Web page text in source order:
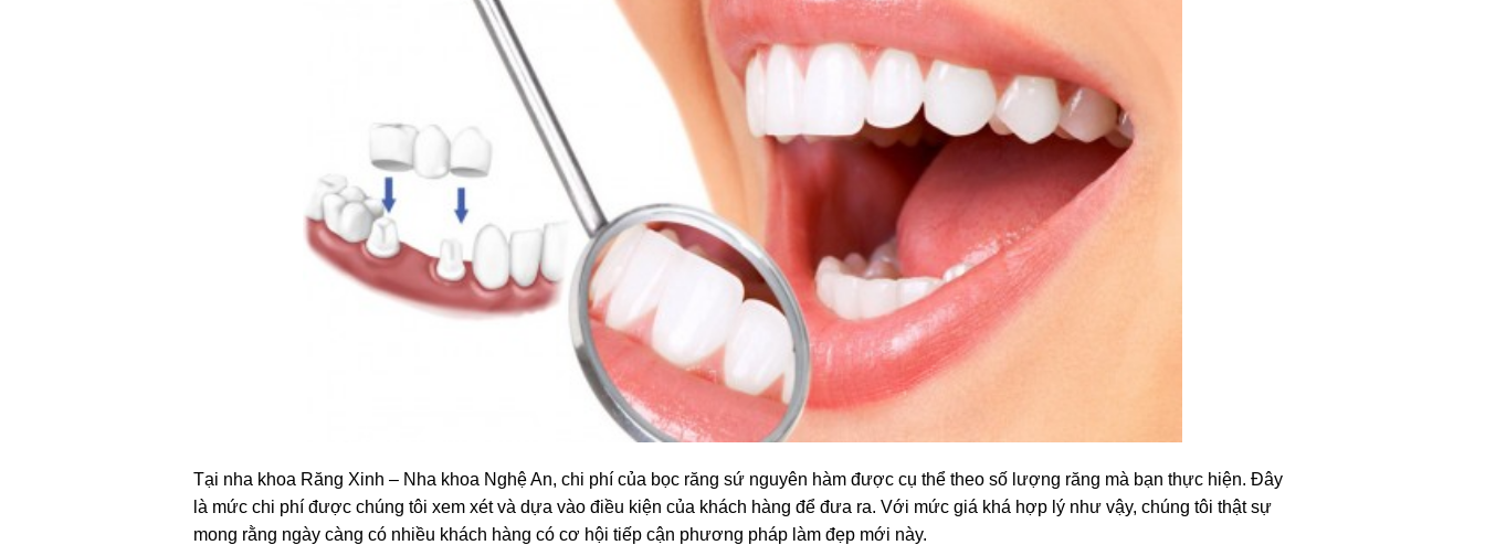
Tại nha khoa Răng Xinh – Nha khoa Nghệ An, chi phí của bọc răng sứ nguyên hàm được cụ thể theo số lượng răng mà bạn thực hiện. Đây
là mức chi phí được chúng tôi xem xét và dựa vào điều kiện của khách hàng để đưa ra. Với mức giá khá hợp lý như vậy, chúng tôi thật sự
mong rằng ngày càng có nhiều khách hàng có cơ hội tiếp cận phương pháp làm đẹp mới này.
Gửi thông tin